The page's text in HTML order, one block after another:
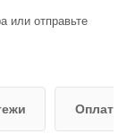
или отправьте
Оплата и